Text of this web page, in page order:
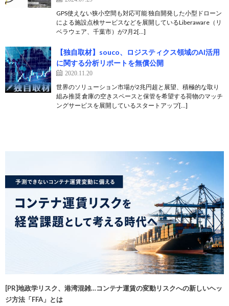
GPS使えない狭小空間も対応可能 独自開発した小型ドローン
による施設点検サービスなどを展開しているLiberaware（リ
ベラウェア、千葉市）が7月2[…]
【独自取材】souco、ロジスティクス領域のAI活用
に関する分析リポートを無償公開
2020.11.20
世界のソリューション市場が2兆円超と展望、積極的な取り
組み推奨 倉庫の空きスペースと保管を希望する荷物のマッチ
ングサービスを展開しているスタートアップ[…]
[PR]地政学リスク、港湾混雑…コンテナ運賃の変動リスクへの新しいヘッ
ジ方法「FFA」とは